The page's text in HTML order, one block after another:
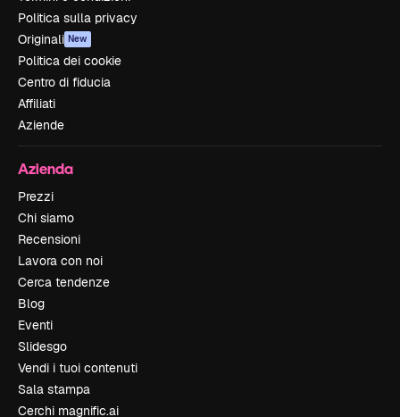
Politica sulla privacy
Originali New
Politica dei cookie
Centro di fiducia
Affiliati
Aziende
Azienda
Prezzi
Chi siamo
Recensioni
Lavora con noi
Cerca tendenze
Blog
Eventi
Slidesgo
Vendi i tuoi contenuti
Sala stampa
Cerchi magnific.ai